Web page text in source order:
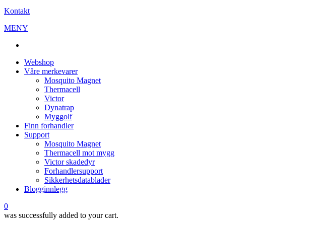
Kontakt
MENY
Webshop
Våre merkevarer
Mosquito Magnet
Thermacell
Victor
Dynatrap
Myggolf
Finn forhandler
Support
Mosquito Magnet
Thermacell mot mygg
Victor skadedyr
Forhandlersupport
Sikkerhetsdatablader
Blogginnlegg
0
was successfully added to your cart.